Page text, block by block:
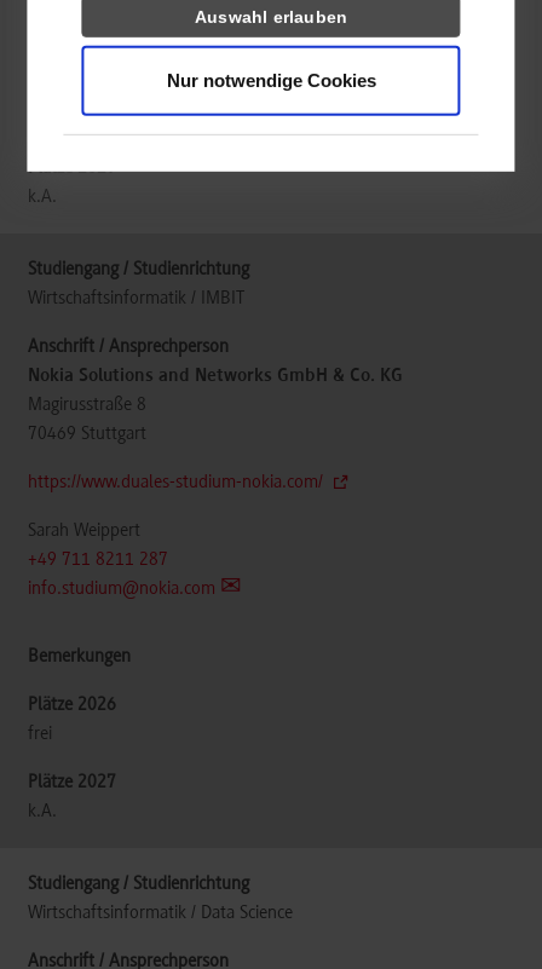
Auswahl erlauben
Nur notwendige Cookies
k.A.
Wirtschaftsinformatik / IMBIT
Nokia Solutions and Networks GmbH & Co. KG
Magirusstraße 8
70469 Stuttgart
https://www.duales-studium-nokia.com/
Sarah Weippert
+49 711 8211 287
info.studium@nokia.com
frei
k.A.
Wirtschaftsinformatik / Data Science